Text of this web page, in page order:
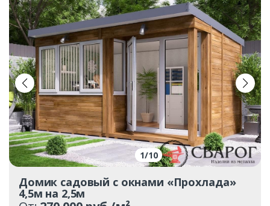
1/10
Домик садовый с окнами «Прохлада»
4,5м на 2,5м